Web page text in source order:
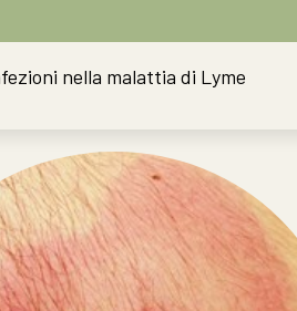
nella malattia di Lyme